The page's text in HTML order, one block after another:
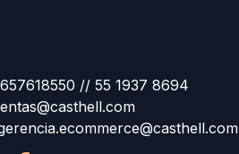
// 55 1937 8694